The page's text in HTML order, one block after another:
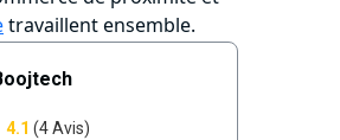
travaillent ensemble.